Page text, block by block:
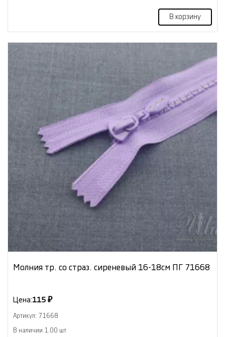
В корзину
Молния тр. со страз. сиреневый 16-18см ПГ 71668
Цена:115 ₽
Артикул: 71668
В наличии 1.00 шт